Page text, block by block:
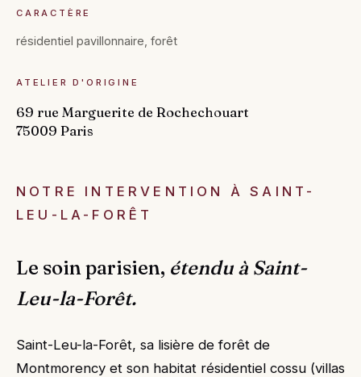
CARACTÈRE
résidentiel pavillonnaire, forêt
ATELIER D'ORIGINE
69 rue Marguerite de Rochechouart
75009 Paris
NOTRE INTERVENTION À SAINT-
LEU-LA-FORÊT
Le soin parisien, étendu à Saint-
Leu-la-Forêt.
Saint-Leu-la-Forêt, sa lisière de forêt de
Montmorency et son habitat résidentiel cossu (villas